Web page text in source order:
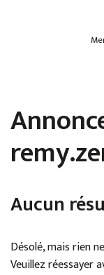
Aucun
Désolé, mais rien
Veuillez réessayer